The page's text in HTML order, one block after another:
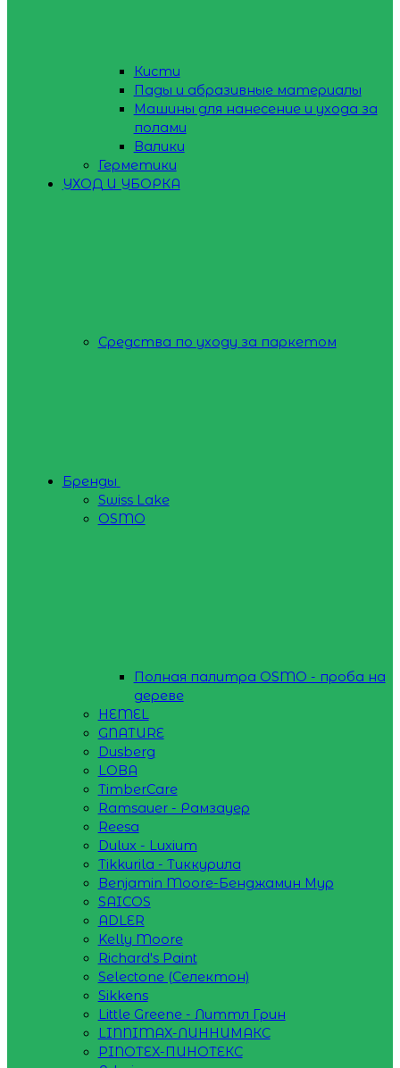
Кисти
Пады и абразивные материалы
Машины для нанесение и ухода за
полами
Валики
Герметики
УХОД И УБОРКА
Средства по уходу за паркетом
Бренды
Swiss Lake
OSMO
Полная палитра OSMO - проба на
дереве
HEMEL
GNATURE
Dusberg
LOBA
TimberCare
Ramsauer - Рамзауер
Reesa
Dulux - Luxium
Tikkurila - Тиккурила
Benjamin Moore-Бенджамин Мур
SAICOS
ADLER
Kelly Moore
Richard's Paint
Selectone (Селектон)
Sikkens
Little Greene - Литтл Грин
LINNIMAX-ЛИННИМАКС
PINOTEX-ПИНОТЕКС